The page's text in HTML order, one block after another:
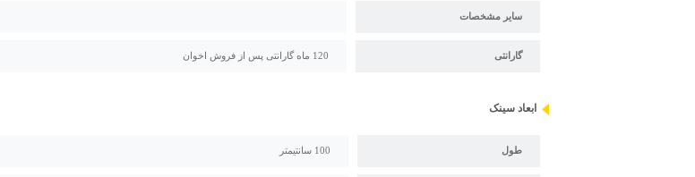
سایر مشخصات
گارانتی 120 ماه گارانتی پس از فروش اخوان
ابعاد سینک
طول 100 سانتیمتر